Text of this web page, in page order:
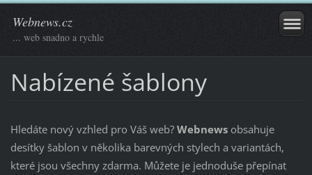
Webnews.cz
... web snadno a rychle
Nabízené šablony
Hledáte nový vzhled pro Váš web? Webnewsobsahuje
desítky šablon v několika barevných stylech a variantách,
které jsou všechny zdarma. Můžete je jednoduše přepínat